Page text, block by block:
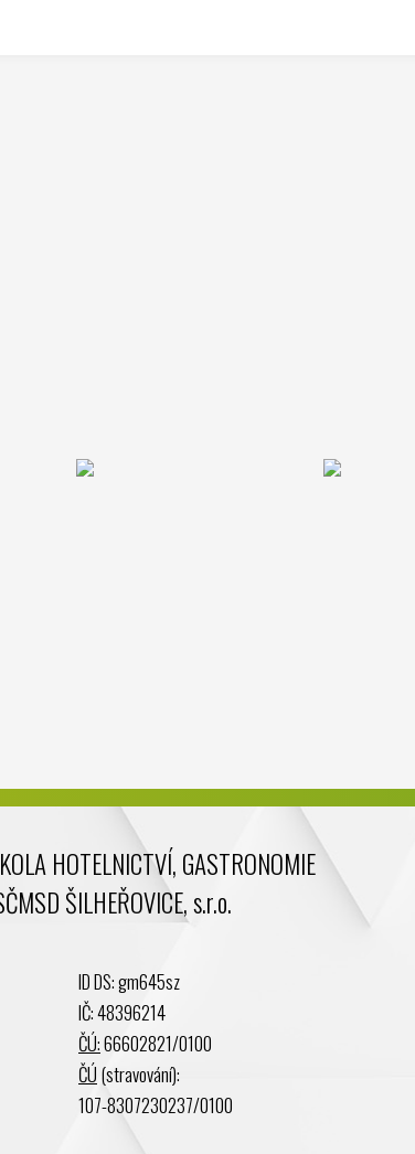
HOTELNICTVÍ, GASTRONOMIE
ŠILHEŘOVICE, s.r.o.
ID DS: gm645sz
IČ: 48396214
ČÚ:66602821/0100
ČÚ (stravování):
107-8307230237/0100